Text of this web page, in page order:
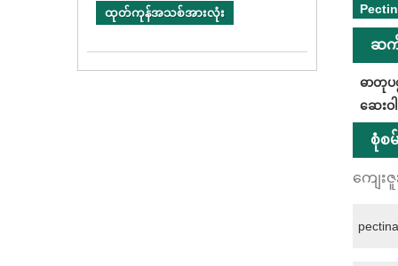
ထုတ်ကုန်အသစ်အားလုံး
ဆက်
ဓာတုပစ္
ဆေးဝ
စုံစမ်
ကျေး